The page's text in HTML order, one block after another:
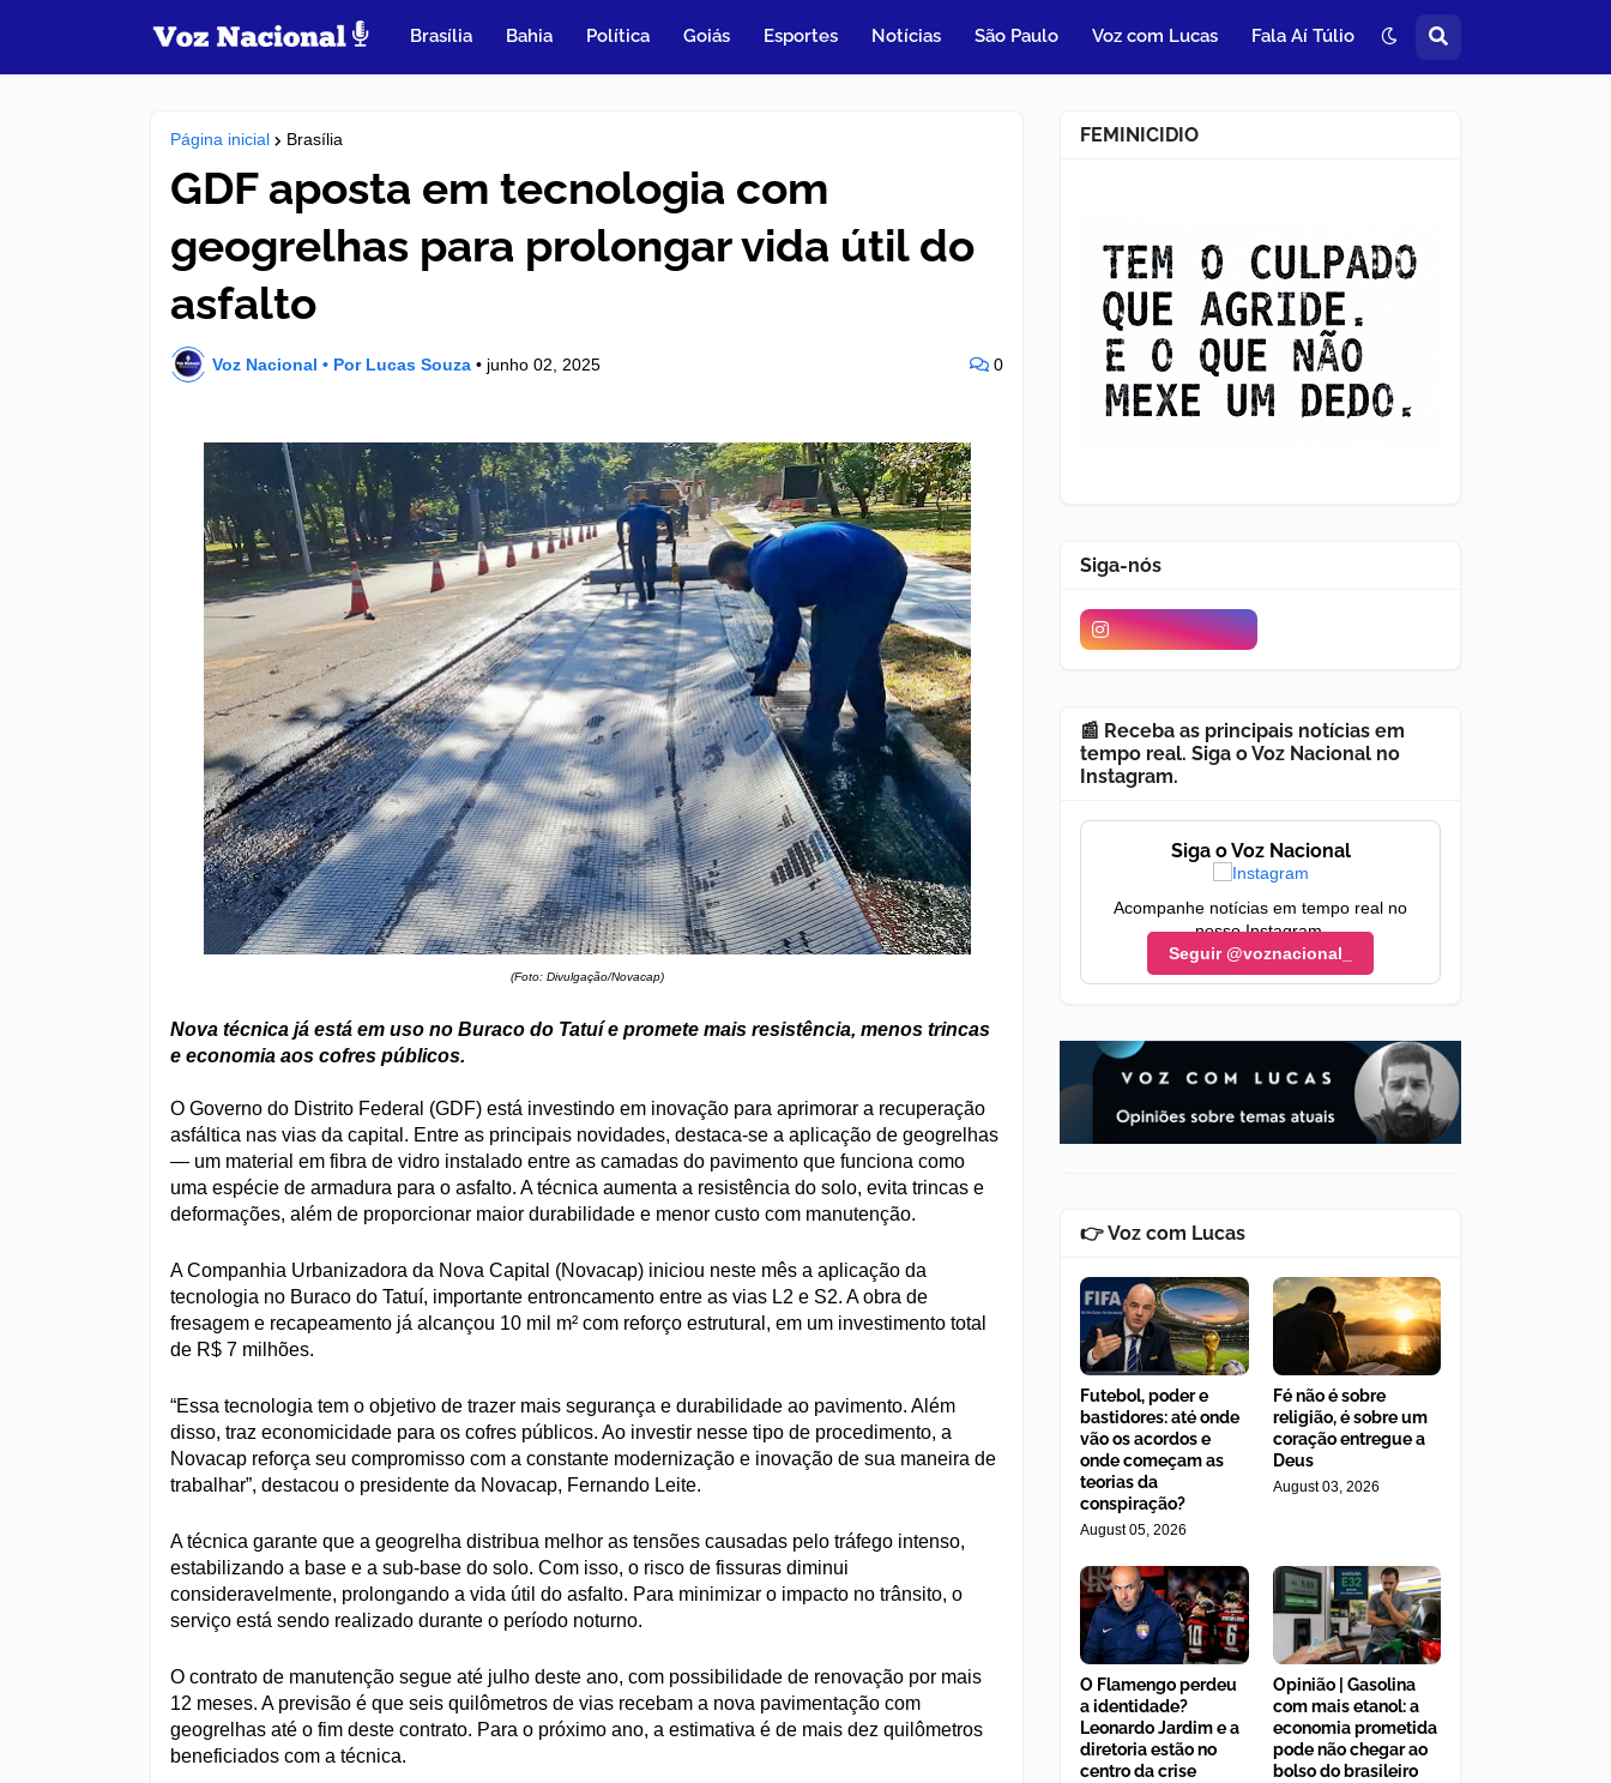
Brasília Bahia Política Goiás Esportes Notícias São Paulo Voz com Lucas Fala Aí Túlio
Página inicial Brasília
GDF aposta em tecnologia com
geogrelhas para prolongar vida útil do
asfalto
Voz Nacional • Por Lucas Souza • junho 02, 2025 0
(Foto: Divulgação/Novacap)
Nova técnica já está em uso no Buraco do Tatuí e promete mais resistência, menos trincas
e economia aos cofres públicos.
O Governo do Distrito Federal (GDF) está investindo em inovação para aprimorar a recuperação
asfáltica nas vias da capital. Entre as principais novidades, destaca-se a aplicação de geogrelhas
— um material em fibra de vidro instalado entre as camadas do pavimento que funciona como
uma espécie de armadura para o asfalto. A técnica aumenta a resistência do solo, evita trincas e
deformações, além de proporcionar maior durabilidade e menor custo com manutenção.
A Companhia Urbanizadora da Nova Capital (Novacap) iniciou neste mês a aplicação da
tecnologia no Buraco do Tatuí, importante entroncamento entre as vias L2 e S2. A obra de
fresagem e recapeamento já alcançou 10 mil m² com reforço estrutural, em um investimento total
de R$ 7 milhões.
“Essa tecnologia tem o objetivo de trazer mais segurança e durabilidade ao pavimento. Além
disso, traz economicidade para os cofres públicos. Ao investir nesse tipo de procedimento, a
Novacap reforça seu compromisso com a constante modernização e inovação de sua maneira de
trabalhar”, destacou o presidente da Novacap, Fernando Leite.
A técnica garante que a geogrelha distribua melhor as tensões causadas pelo tráfego intenso,
estabilizando a base e a sub-base do solo. Com isso, o risco de fissuras diminui
consideravelmente, prolongando a vida útil do asfalto. Para minimizar o impacto no trânsito, o
serviço está sendo realizado durante o período noturno.
O contrato de manutenção segue até julho deste ano, com possibilidade de renovação por mais
12 meses. A previsão é que seis quilômetros de vias recebam a nova pavimentação com
geogrelhas até o fim deste contrato. Para o próximo ano, a estimativa é de mais dez quilômetros
beneficiados com a técnica.
FEMINICIDIO
Siga-nós
📰 Receba as principais notícias em
tempo real. Siga o Voz Nacional no
Instagram.
Siga o Voz Nacional
Acompanhe notícias em tempo real no
nosso Instagram.
Seguir @voznacional_
👉 Voz com Lucas
Futebol, poder e
bastidores: até onde
vão os acordos e
onde começam as
teorias da
conspiração?
August 05, 2026
Fé não é sobre
religião, é sobre um
coração entregue a
Deus
August 03, 2026
O Flamengo perdeu
a identidade?
Leonardo Jardim e a
diretoria estão no
centro da crise
Opinião | Gasolina
com mais etanol: a
economia prometida
pode não chegar ao
bolso do brasileiro